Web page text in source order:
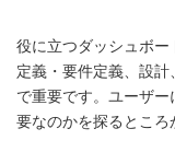
役に立つダッシュボ
定義・要件定義、設
で重要です。ユーザ
要なのかを探るところ